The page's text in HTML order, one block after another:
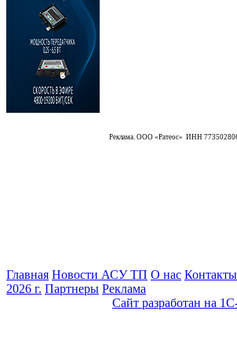
Реклама. ООО «Ратеос» ИНН
Главная Новости АСУ ТП О нас Контакты
2026 г. Партнеры Реклама
Сайт разработан на